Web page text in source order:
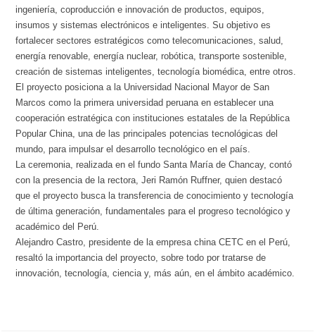
ingeniería, coproducción e innovación de productos, equipos,
insumos y sistemas electrónicos e inteligentes. Su objetivo es
fortalecer sectores estratégicos como telecomunicaciones, salud,
energía renovable, energía nuclear, robótica, transporte sostenible,
creación de sistemas inteligentes, tecnología biomédica, entre otros.
El proyecto posiciona a la Universidad Nacional Mayor de San
Marcos como la primera universidad peruana en establecer una
cooperación estratégica con instituciones estatales de la República
Popular China, una de las principales potencias tecnológicas del
mundo, para impulsar el desarrollo tecnológico en el país.
La ceremonia, realizada en el fundo Santa María de Chancay, contó
con la presencia de la rectora, Jeri Ramón Ruffner, quien destacó
que el proyecto busca la transferencia de conocimiento y tecnología
de última generación, fundamentales para el progreso tecnológico y
académico del Perú.
Alejandro Castro, presidente de la empresa china CETC en el Perú,
resaltó la importancia del proyecto, sobre todo por tratarse de
innovación, tecnología, ciencia y, más aún, en el ámbito académico.